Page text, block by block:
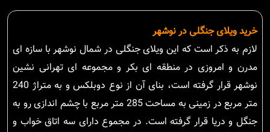
خرید ویلای جنگلی در نوشهر
لازم به ذکر است که این ویلای جنگلی در شمال نوشهر با سازه ای
مدرن و امروزی در منطقه ای بکر و مجموعه ای تهرانی نشین
نوشهر قرار گرفته است، بنای آن از نوع دوبلکس و به متراژ 240
متر مربع در زمینی به مساحت 285 متر مربع با چشم اندازی رو به
جنگل و دریا قرار گرفته است. در مجموع دارای سه اتاق خواب و